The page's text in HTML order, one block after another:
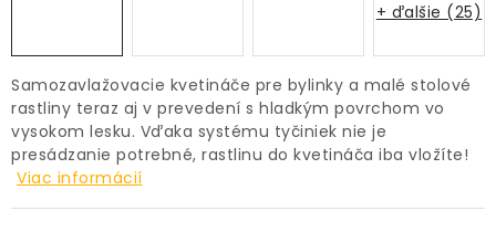
Podmienky ochrany osobných údajov
O nás
Spôsoby platby
Informácie o doprave
Kontakt / Právne údaje
Samozavlažovacie kvetináče pre bylinky a malé stolové
rastliny teraz aj v prevedení s hladkým povrchom vo
vysokom lesku. Vďaka systému tyčiniek nie je
presádzanie potrebné, rastlinu do kvetináča iba vložíte!
Viac informácií
+ ďalšie (25)